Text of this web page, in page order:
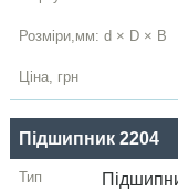
Підшипник 2204